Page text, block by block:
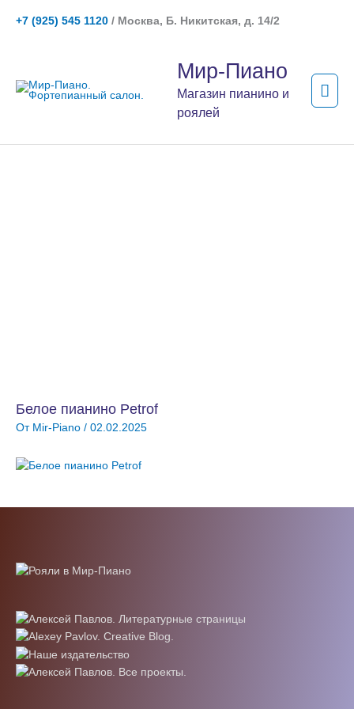
+7 (925) 545 1120 / Москва, Б. Никитская, д. 14/2
Мир-Пиано
Магазин пианино и
роялей
Белое пианино Petrof
От Mir-Piano / 02.02.2025